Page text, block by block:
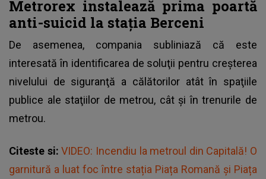
Metrorex instalează prima poartă
anti-suicid la stația Berceni
De asemenea, compania subliniază că este
interesată în identificarea de soluţii pentru creşterea
nivelului de siguranţă a călătorilor atât în spaţiile
publice ale staţiilor de metrou, cât şi întrenurile de
metrou.
Citeste si:VIDEO: Incendiu la metroul din Capitală! O
garnitură a luat foc între stația Piața Romană și Piața